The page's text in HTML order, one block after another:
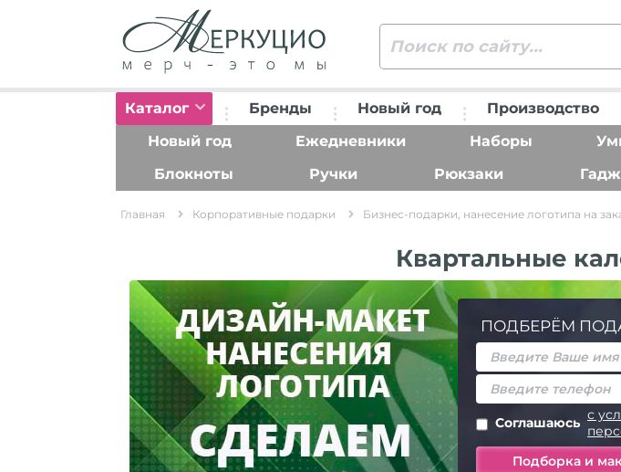
Каталог Бренды Новый год Производство
Новый год Ежедневники Наборы
Блокноты
Ручки Рюкзаки
Главная Корпоративные подарки Бизнес-подарки, нанесение логотипа на
Квартальные
ПОДБЕРЁМ
Соглашаюсь с